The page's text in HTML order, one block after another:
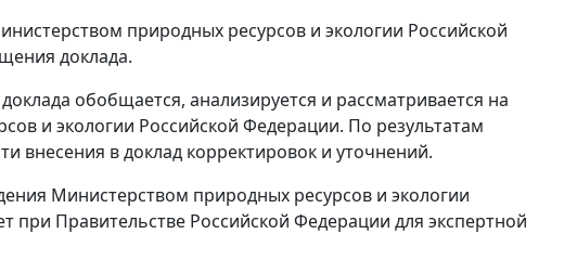
природных ресурсов и экологии Российской
доклада.
обобщается, анализируется и рассматривается на
и экологии Российской Федерации. По результатам
внесения в доклад корректировок и уточнений.
Министерством природных ресурсов и экологии
при Правительстве Российской Федерации для экспертной